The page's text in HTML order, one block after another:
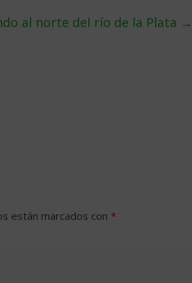
al norte del río de la Plata →
están marcados con *